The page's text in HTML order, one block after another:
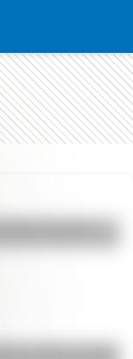
historia, origen